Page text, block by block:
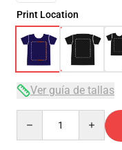
Print Location
Ver guía de tallas